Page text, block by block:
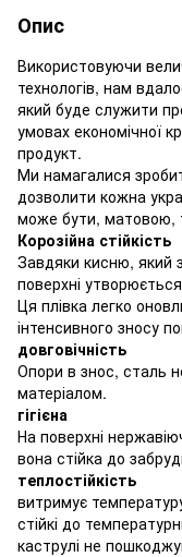
Опис
Використовуючи
технологів, нам
який буде служити
умовах економічної
продукт.
Ми намагалися
дозволити кожна
може бути, матовою,
Корозійна стійкість
Завдяки кисню, який
поверхні
Ця плівка легко
інтенсивного зносу
довговічність
Опори в знос, сталь
матеріалом.
гігієна
На поверхні
вона стійка до
теплостійкість
витримує
стійкі до
каструлі не